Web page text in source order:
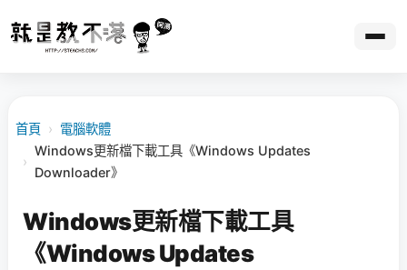
首頁 › 電腦軟體
›
Windows更新檔下載工具《Windows Updates
Downloader》
Windows更新檔下載工具
《Windows Updates